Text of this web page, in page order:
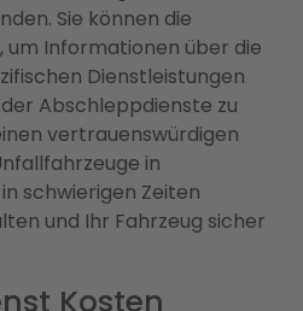
Sie können die
um Informationen über die
Dienstleistungen
Abschleppdienste zu
vertrauenswürdigen
in
schwierigen Zeiten
und Ihr Fahrzeug sicher
Kosten